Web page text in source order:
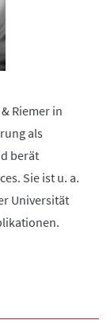
Riemer in
als
berät
Sie ist u. a.
Universität